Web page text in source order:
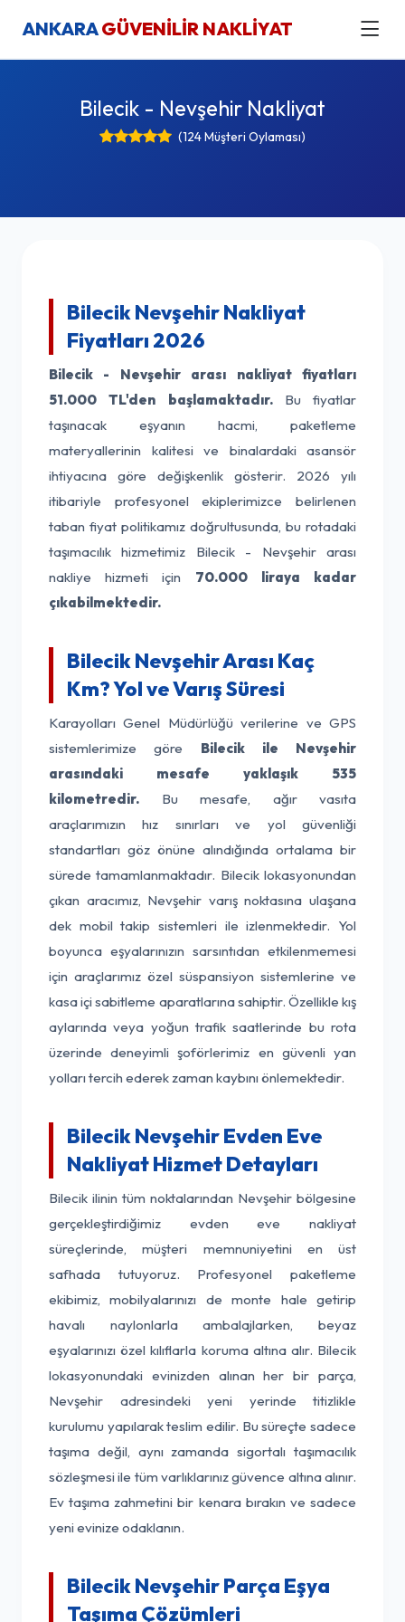
ANKARAGÜVENİLİR NAKLİYAT
Bilecik - Nevşehir Nakliyat
(124 Müşteri Oylaması)
Bilecik Nevşehir Nakliyat
Fiyatları 2026
Bilecik - Nevşehir arası nakliyat fiyatları
51.000 TL'den başlamaktadır.Bu fiyatlar
taşınacak eşyanın hacmi, paketleme
materyallerinin kalitesi ve binalardaki asansör
ihtiyacına göre değişkenlik gösterir. 2026 yılı
itibariyle profesyonel ekiplerimizce belirlenen
taban fiyat politikamız doğrultusunda, bu rotadaki
taşımacılık hizmetimiz Bilecik - Nevşehir arası
nakliye hizmeti için 70.000 liraya kadar
çıkabilmektedir.
Bilecik Nevşehir Arası Kaç
Km? Yol ve Varış Süresi
Karayolları Genel Müdürlüğü verilerine ve GPS
sistemlerimize göre Bilecik ile Nevşehir
arasındaki mesafe yaklaşık 535
kilometredir. Bu mesafe, ağır vasıta
araçlarımızın hız sınırları ve yol güvenliği
standartları göz önüne alındığında ortalama bir
sürede tamamlanmaktadır. Bilecik lokasyonundan
çıkan aracımız, Nevşehir varış noktasına ulaşana
dek mobil takip sistemleri ile izlenmektedir. Yol
boyunca eşyalarınızın sarsıntıdan etkilenmemesi
için araçlarımız özel süspansiyon sistemlerine ve
kasa içi sabitleme aparatlarına sahiptir. Özellikle kış
aylarında veya yoğun trafik saatlerinde bu rota
üzerinde deneyimli şoförlerimiz en güvenli yan
yolları tercih ederek zaman kaybını önlemektedir.
Bilecik Nevşehir Evden Eve
Nakliyat Hizmet Detayları
Bilecik ilinin tüm noktalarından Nevşehir bölgesine
gerçekleştirdiğimiz evden eve nakliyat
süreçlerinde, müşteri memnuniyetini en üst
safhada tutuyoruz. Profesyonel paketleme
ekibimiz, mobilyalarınızı de monte hale getirip
havalı naylonlarla ambalajlarken, beyaz
eşyalarınızı özel kılıflarla koruma altına alır. Bilecik
lokasyonundaki evinizden alınan her bir parça,
Nevşehir adresindeki yeni yerinde titizlikle
kurulumu yapılarak teslim edilir. Bu süreçte sadece
taşıma değil, aynı zamanda sigortalı taşımacılık
sözleşmesi ile tüm varlıklarınız güvence altına alınır.
Ev taşıma zahmetini bir kenara bırakın ve sadece
yeni evinize odaklanın.
Bilecik Nevşehir Parça Eşya
Taşıma Çözümleri